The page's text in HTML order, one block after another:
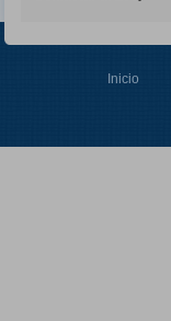
Inicio